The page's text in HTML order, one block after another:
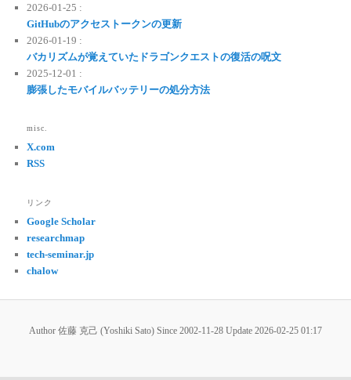
2026-01-25 :
GitHubのアクセストークンの更新
2026-01-19 :
バカリズムが覚えていたドラゴンクエストの復活の呪文
2025-12-01 :
膨張したモバイルバッテリーの処分方法
misc.
X.com
RSS
リンク
Google Scholar
researchmap
tech-seminar.jp
chalow
Author 佐藤 克己 (Yoshiki Sato) Since 2002-11-28 Update 2026-02-25 01:17